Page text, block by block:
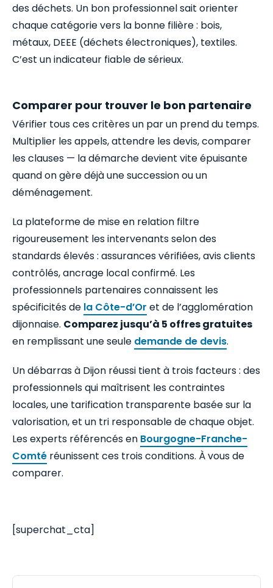
des déchets. Un bon professionnel sait orienter
chaque catégorie vers la bonne filière : bois,
métaux, DEEE (déchets électroniques), textiles.
C’est un indicateur fiable de sérieux.
Comparer pour trouver le bon partenaire
Vérifier tous ces critères un par un prend du temps.
Multiplier les appels, attendre les devis, comparer
les clauses — la démarche devient vite épuisante
quand on gère déjà une succession ou un
déménagement.
La plateforme de mise en relation filtre
rigoureusement les intervenants selon des
standards élevés : assurances vérifiées, avis clients
contrôlés, ancrage local confirmé. Les
professionnels partenaires connaissent les
spécificités de la Côte-d’Or et de l’agglomération
dijonnaise. Comparez jusqu’à 5 offres gratuites
en remplissant une seule demande de devis.
Un débarras à Dijon réussi tient à trois facteurs : des
professionnels qui maîtrisent les contraintes
locales, une tarification transparente basée sur la
valorisation, et un tri responsable de chaque objet.
Les experts référencés en Bourgogne-Franche-
Comté réunissent ces trois conditions. À vous de
comparer.
[superchat_cta]